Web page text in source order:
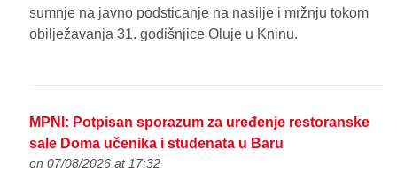
sumnje na javno podsticanje na nasilje i mržnju tokom
obilježavanja 31. godišnjice Oluje u Kninu.
MPNI: Potpisan sporazum za uređenje restoranske
sale Doma učenika i studenata u Baru
on 07/08/2026 at 17:32